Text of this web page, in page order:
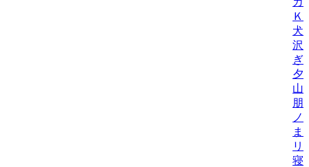
Ｋ
犬
沢
ぎ
夕
山
朋
ノ
ま
リ
寝